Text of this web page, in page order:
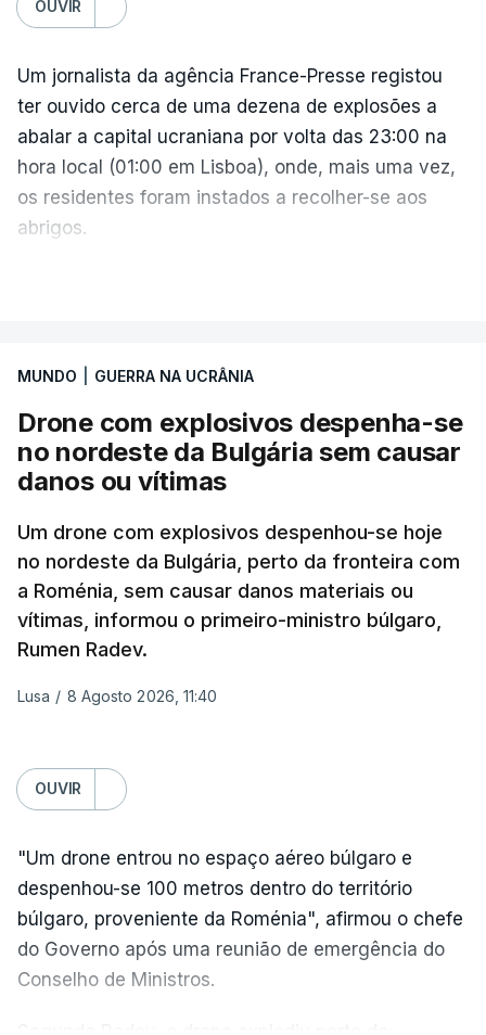
OUVIR
Um jornalista da agência France-Presse registou
ter ouvido cerca de uma dezena de explosões a
abalar a capital ucraniana por volta das 23:00 na
hora local (01:00 em Lisboa), onde, mais uma vez,
os residentes foram instados a recolher-se aos
abrigos.
Na periferia nordeste de Kiev, os ataques russos
causaram três mortos, incluindo uma criança de 4
anos, bem como três feridos, na aldeia de
Pukhivka, segundo os serviços de resgate, sem
mísseis ou drones.
Na própria capital, foram contabilizados quatro
feridos pela autoridade militar, enquanto os
serviços de resgate relataram incêndios em dois
bairros.
Ucrânia pela Rússia, os ataques intensificam-se de
ambos os lados de uma linha de frente quase
civis.
Na quarta-feira, pelo menos 17 pessoas tinham
sido mortas em ataques noturnos russos sobre
Kiev e a sua região.
MUNDO GUERRA NA UCRÂNIA
Drone com explosivos despenha-se
no nordeste da Bulgária sem causar
danos ou vítimas
Um drone com explosivos despenhou-se hoje
no nordeste da Bulgária, perto da fronteira com
a Roménia, sem causar danos materiais ou
vítimas, informou o primeiro-ministro búlgaro,
Rumen Radev.
Lusa / 8 Agosto 2026, 11:40
OUVIR
"Um drone entrou no espaço aéreo búlgaro e
despenhou-se 100 metros dentro do território
búlgaro, proveniente da Roménia", afirmou o chefe
do Governo após uma reunião de emergência do
Conselho de Ministros.